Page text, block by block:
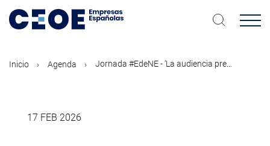
contenido
Inicio Agenda Jornada #EdeNE - ‘La audiencia pre...
17 FEB 2026